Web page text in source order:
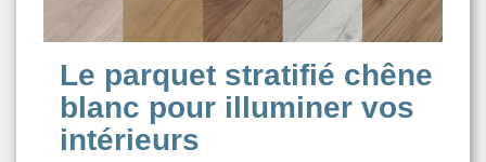
Le parquet stratifié chêne
blanc pour illuminer vos
intérieurs